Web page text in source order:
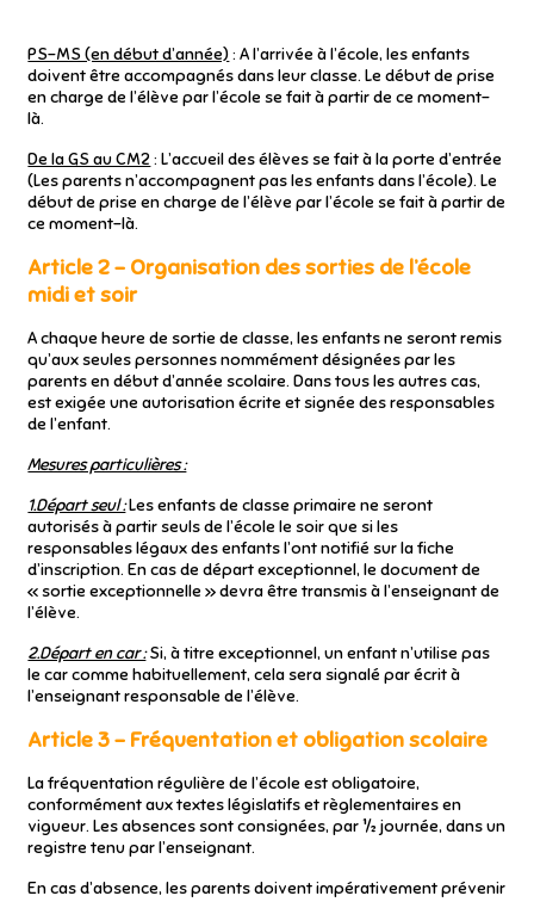
PS-MS (en début d’année): A l’arrivée à l’école, les enfants
doivent être accompagnés dans leur classe. Le début de prise
en charge de l’élève par l’école se fait à partir de ce moment-
là.
De la GS au CM2 : L’accueil des élèves se fait à la porte d’entrée
(Les parents n’accompagnent pas les enfants dans l’école). Le
début de prise en charge de l’élève par l’école se fait à partir de
ce moment-là.
Article 2 – Organisation des sorties de l’école
midi et soir
A chaque heure de sortie de classe, les enfants ne seront remis
qu’aux seules personnes nommément désignées par les
parents en début d’année scolaire. Dans tous les autres cas,
est exigée une autorisation écrite et signée des responsables
de l’enfant.
Mesures particulières :
1.Départ seul :Les enfants de classe primaire ne seront
autorisés à partir seuls de l’école le soir que si les
responsables légaux des enfants l’ont notifié sur la fiche
d’inscription. En cas de départ exceptionnel, le document de
« sortie exceptionnelle » devra être transmis à l’enseignant de
l’élève.
2.Départ en car :Si, à titre exceptionnel, un enfant n’utilise pas
le car comme habituellement, cela sera signalé par écrit à
l’enseignant responsable de l’élève.
Article 3 – Fréquentation et obligation scolaire
La fréquentation régulière de l’école est obligatoire,
conformément aux textes législatifs et règlementaires en
vigueur. Les absences sont consignées, par ½ journée, dans un
registre tenu par l’enseignant.
En cas d’absence, les parents doivent impérativement prévenir